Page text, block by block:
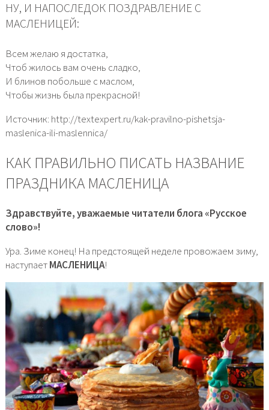
НУ, И НАПОСЛЕДОК ПОЗДРАВЛЕНИЕ С
МАСЛЕНИЦЕЙ:
Всем желаю я достатка,
Чтоб жилось вам очень сладко,
И блинов побольше с маслом,
Чтобы жизнь была прекрасной!
Источник: http://textexpert.ru/kak-pravilno-pishetsja-
maslenica-ili-maslennica/
КАК ПРАВИЛЬНО ПИСАТЬ НАЗВАНИЕ
ПРАЗДНИКА МАСЛЕНИЦА
Здравствуйте, уважаемые читатели блога «Русское
слово»!
Ура. Зиме конец! На предстоящей неделе провожаем зиму,
наступаетМАСЛЕНИЦА!